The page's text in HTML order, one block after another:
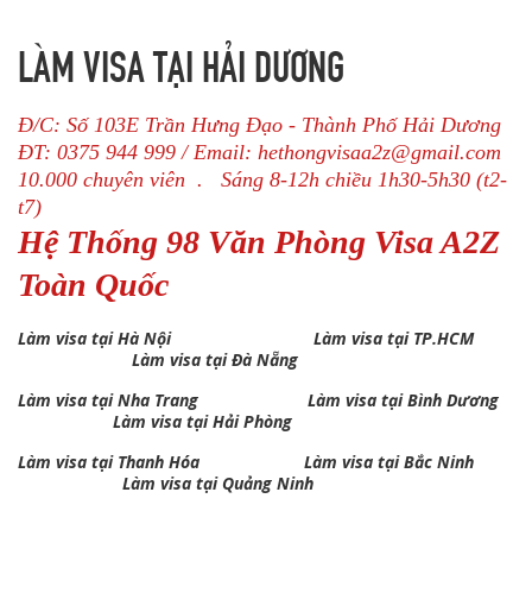
LÀM VISA TẠI HẢI DƯƠNG
Đ/C: Số 103E Trần Hưng Đạo - Thành Phố Hải Dương
ĐT: 0375 944 999 / Email: hethongvisaa2z@gmail.com
10.000 chuyên viên . Sáng 8-12h chiều 1h30-5h30 (t2-
t7)
Hệ Thống 98 Văn Phòng Visa A2Z
Toàn Quốc
Làm visa tại Hà Nội
Làm visa tại TP.HCM
Làm visa tại Đà Nẵng
Làm visa tại Nha Trang
Làm visa tại Bình Dương
Làm visa tại Hải Phòng
Làm visa tại Thanh Hóa
Làm visa tại Bắc Ninh
Làm visa tại Quảng Ninh